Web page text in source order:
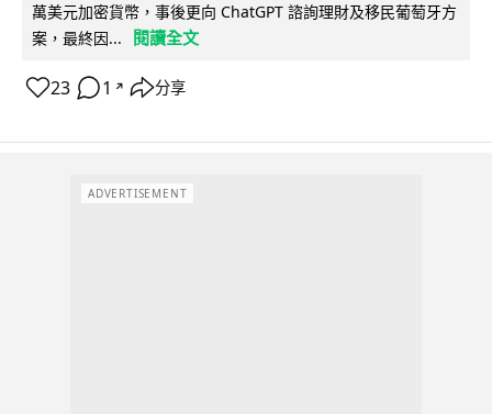
萬美元加密貨幣，事後更向 ChatGPT 諮詢理財及移民葡萄牙方
案，最終因...
閱讀全文
23 1 ↗ 分享
ADVERTISEMENT